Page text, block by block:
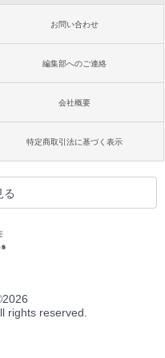
お問い合わせ
編集部へのご連絡
会社概要
特定商取引法に基づく表示
る
2026
rights reserved.